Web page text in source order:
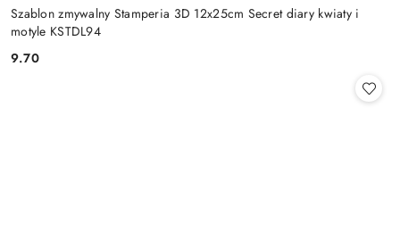
Szablon zmywalny Stamperia 3D 12x25cm Secret diary kwiaty i
motyle KSTDL94
Cena:
9.70